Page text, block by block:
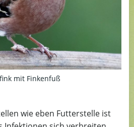
mit Finkenfuß
wie eben Futterstelle ist